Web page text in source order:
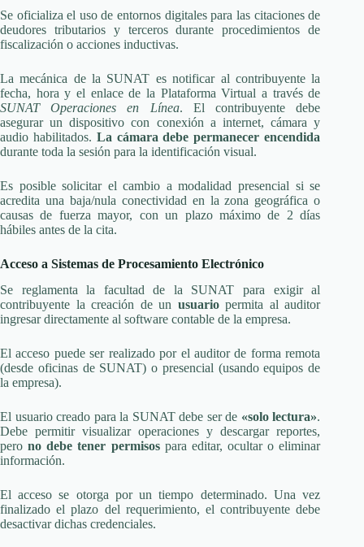
Se oficializa el uso de entornos digitales para las citaciones de
deudores tributarios y terceros durante procedimientos de
fiscalización o acciones inductivas.
La mecánica de la SUNAT es notificar al contribuyente la
fecha, hora y el enlace de la Plataforma Virtual a través de
SUNAT Operaciones en Línea. El contribuyente debe
asegurar un dispositivo con conexión a internet, cámara y
audio habilitados. La cámara debe permanecer encendida
durante toda la sesión para la identificación visual.
Es posible solicitar el cambio a modalidad presencial si se
acredita una baja/nula conectividad en la zona geográfica o
causas de fuerza mayor, con un plazo máximo de 2 días
hábiles antes de la cita.
Acceso a Sistemas de Procesamiento Electrónico
Se reglamenta la facultad de la SUNAT para exigir al
contribuyente la creación de un usuariopermita al auditor
ingresar directamente al software contable de la empresa.
El acceso puede ser realizado por el auditor de forma remota
(desde oficinas de SUNAT) o presencial (usando equipos de
la empresa).
El usuario creado para la SUNAT debe ser de «solo lectura».
Debe permitir visualizar operaciones y descargar reportes,
perono debe tener permisospara editar, ocultar o eliminar
información.
El acceso se otorga por un tiempo determinado. Una vez
finalizado el plazo del requerimiento, el contribuyente debe
desactivar dichas credenciales.